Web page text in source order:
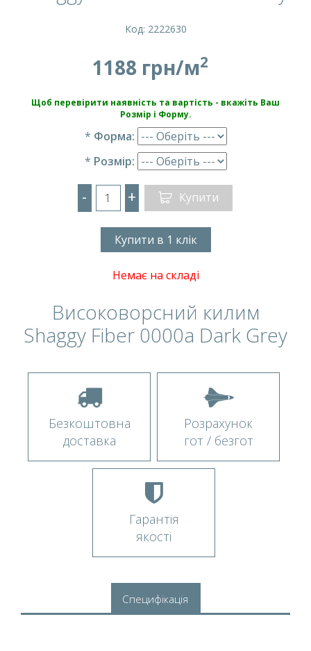
Код: 2222630
1188 грн/м2
Щоб перевірити наявність та вартість - вкажіть Ваш
Розмір і Форму.
* Форма:
* Розмір:
- + Купити
Купити в 1 клік
Немає на складі
Високоворсний килим
Shaggy Fiber 0000a Dark Grey
Безкоштовна
доставка
Розрахунок
гот / безгот
Гарантія
якості
Специфікація